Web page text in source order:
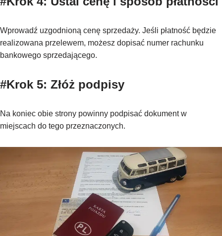
Wprowadź uzgodnioną cenę sprzedaży. Jeśli płatność będzie
realizowana przelewem, możesz dopisać numer rachunku
bankowego sprzedającego.
#Krok 5: Złóż podpisy
Na koniec obie strony powinny podpisać dokument w
miejscach do tego przeznaczonych.